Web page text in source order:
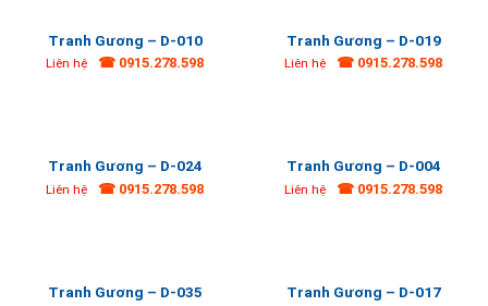
Tranh Gương – D-010
Liên hệ ☎ 0915.278.598
Tranh Gương – D-019
Liên hệ ☎ 0915.278.598
Tranh Gương – D-024
Liên hệ ☎ 0915.278.598
Tranh Gương – D-004
Liên hệ ☎ 0915.278.598
Tranh Gương – D-035 Tranh Gương – D-017